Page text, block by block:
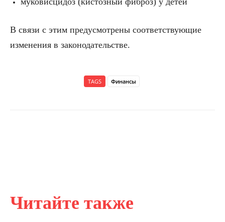
Читайте также
В связи с этим предусмотрены соответствующие
изменения в законодательстве.
TAGS Финансы